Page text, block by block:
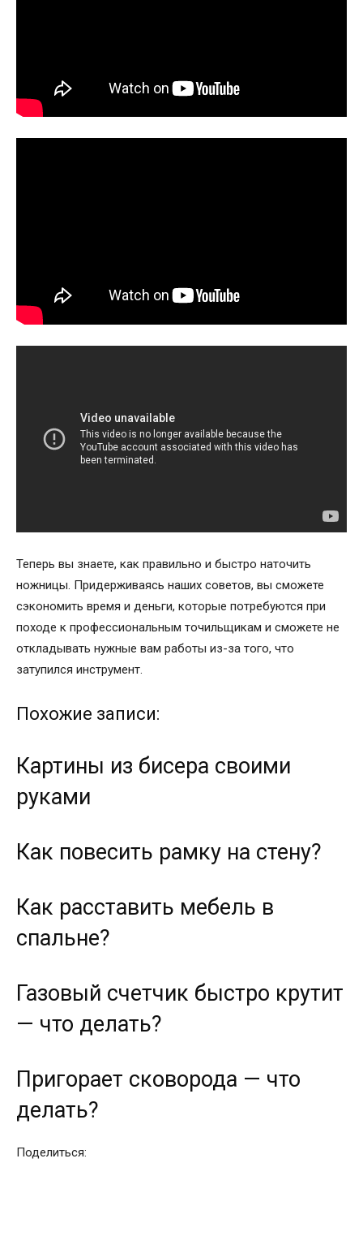
Теперь вы знаете, как правильно и быстро наточить
ножницы. Придерживаясь наших советов, вы сможете
сэкономить время и деньги, которые потребуются при
походе к профессиональным точильщикам и сможете не
откладывать нужные вам работы из-за того, что
затупился инструмент.
Похожие записи:
Картины из бисера своими
руками
Как повесить рамку на стену?
Как расставить мебель в
спальне?
Газовый счетчик быстро крутит
— что делать?
Пригорает сковорода — что
делать?
Поделиться: